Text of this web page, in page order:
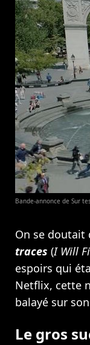
Bande-annonce de Sur
On se doutait
traces (I Will
espoirs qui
Netflix, cette
balayé sur
Le gros